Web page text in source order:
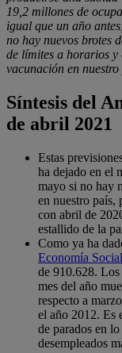
19,2 millones de
igual que un año
no hay nuevos brotes
de límites a horarios
vacunación en nuestro
Síntesis del
de abril 2021
Estas
ha dejado en el
mayo si no hay
en nuestro país,
con abril de
estallido de la
Como ya ha
Economía Social
de 910.628. Los
mes del año
respecto a
el año 2012. Es
de parados en
desempleados